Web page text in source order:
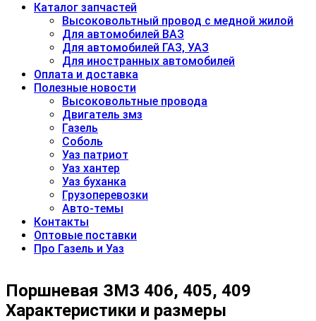
Каталог запчастей
Высоковольтный провод с медной жилой
Для автомобилей ВАЗ
Для автомобилей ГАЗ, УАЗ
Для иностранных автомобилей
Оплата и доставка
Полезные новости
Высоковольтные провода
Двигатель змз
Газель
Соболь
Уаз патриот
Уаз хантер
Уаз буханка
Грузоперевозки
Авто-темы
Контакты
Оптовые поставки
Про Газель и Уаз
Поршневая ЗМЗ 406, 405, 409
Характеристики и размеры